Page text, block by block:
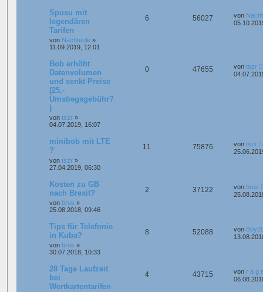
Spusu mit
legendären
Tarifen
von Nachteule »
11.09.2019, 12:01
6 56027 von
Bob erhöht
Datenvolumen
und senkt Preise
(25,-
Umstiegsgebühr?
)
von tszr »
04.07.2019, 16:07
0 47655 von tszr
minibob mit LTE
?
von tszr »
27.04.2019, 06:30
11 75876 von tszr
Kosten zu GB
nach Brexit?
von brus »
25.08.2018, 09:46
2 37122 von brus
Tips für Telefonie
in Kuba?
von brus »
30.07.2018, 10:33
8 52088 von
28 Tage Laufzeit
bei
Wertkartentarifen
4 43715 von r a g